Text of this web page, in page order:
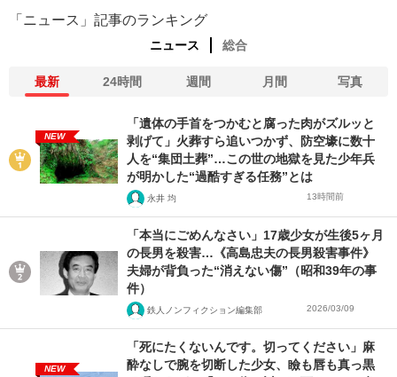
「ニュース」記事のランキング
ニュース 総合
最新 24時間 週間 月間 写真
NEW
「遺体の手首をつかむと腐った肉がズルッと
剥げて」火葬すら追いつかず、防空壕に数十
人を“集団土葬”…この世の地獄を見た少年兵
が明かした“過酷すぎる任務”とは
永井 均 13時間前
「本当にごめんなさい」17歳少女が生後5ヶ月
の長男を殺害…《高島忠夫の長男殺害事件》
夫婦が背負った“消えない傷”（昭和39年の事
件）
鉄人ノンフィクション編集部 2026/03/09
NEW
「死にたくないんです。切ってください」麻
酔なしで腕を切断した少女、瞼も唇も真っ黒